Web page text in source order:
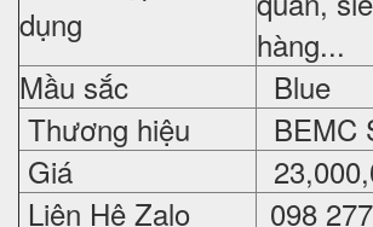
dụng
hàng...
Mầu sắc
Blue
Thương hiệu
BEMC
Giá
Liên Hệ Zalo
098